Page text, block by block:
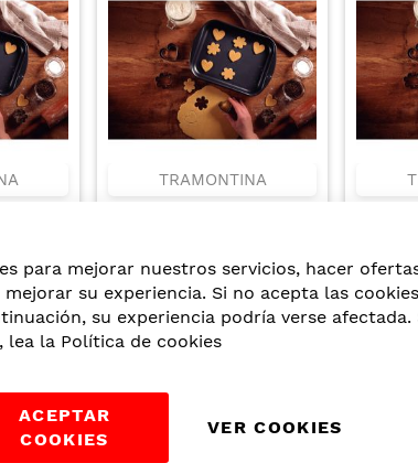
para mejorar nuestros servicios, hacer
su experiencia. Si no acepta las cookies
su experiencia podría verse afectada.
lea la Política de cookies
ACEPTAR
COOKIES
VER COOKIES
DE
TRAMONTINA
REVESTIMIENTO
INTERNO Y EXTERNO DE
ANTIADHERENTE
STARFLON MAX GRAFITO
DE 34 CM Y 2.9 L
US$10,51